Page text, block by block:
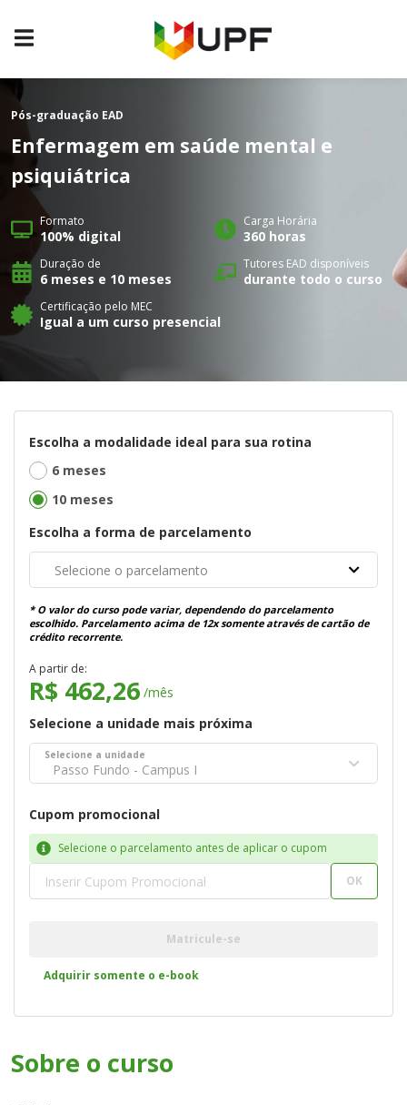
Pós-graduação EAD
Enfermagem em saúde mental e
psiquiátrica
Formato
100% digital
Carga Horária
360 horas
Duração de
6 meses e 10 meses
Tutores EAD disponíveis
durante todo o curso
Certificação pelo MEC
Igual a um curso presencial
Sobre o curso
Escolha a modalidade ideal para sua rotina
6 meses
10 meses
Escolha a forma de parcelamento
Selecione o parcelamento
* O valor do curso pode variar, dependendo do parcelamento
escolhido. Parcelamento acima de 12x somente através de cartão de
crédito recorrente.
A partir de:
R$ 462,26 /mês
Selecione a unidade mais próxima
Selecione a unidade
Passo Fundo - Campus I
Cupom promocional
Selecione o parcelamento antes de aplicar o cupom
OK
Matricule-se
Adquirir somente o e-book